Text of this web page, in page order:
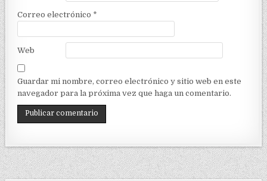
Correo electrónico *
Web
Guardar mi nombre, correo electrónico y sitio web en este
navegador para la próxima vez que haga un comentario.